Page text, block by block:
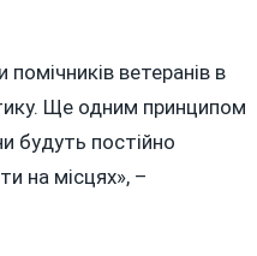
ветеранів в
Ще одним принципом
будуть постійно
на місцях», –